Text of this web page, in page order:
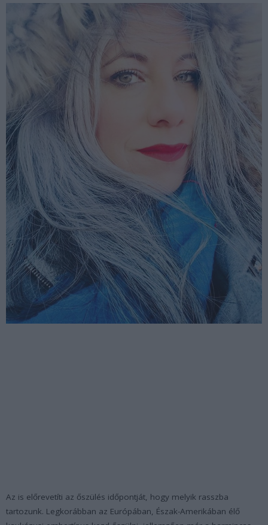
Az is előrevetíti az őszülés időpontját, hogy melyik rasszba
tartozunk. Legkorábban az Európában, Észak-Amerikában élő